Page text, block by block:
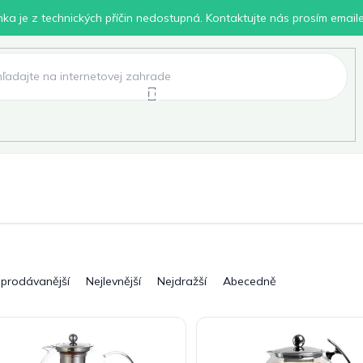
je z technických příčin nedostupná. Kontaktujte nás prosím
Nejlevnější Nejdražší Abecedně